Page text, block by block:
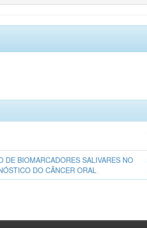
DE BIOMARCADORES SALIVARES NO
DO CÂNCER ORAL